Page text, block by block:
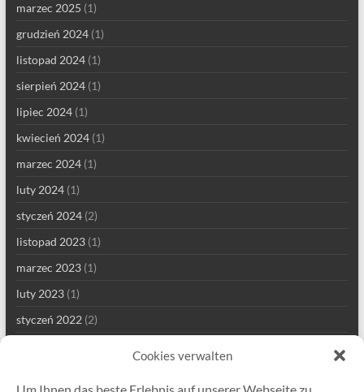
Cookies verwalten
marzec 2025 (1)
grudzień 2024(1)
listopad 2024(1)
sierpień 2024(1)
lipiec 2024(1)
kwiecień 2024(1)
marzec 2024(1)
luty 2024(1)
styczeń 2024(2)
listopad 2023(1)
marzec 2023(1)
luty 2023(1)
styczeń 2022(2)